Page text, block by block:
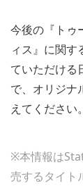
今後の『トゥ
ィス』に関す
ていただける
で、オリジナ
えてください。
※本情報は
売するタイト